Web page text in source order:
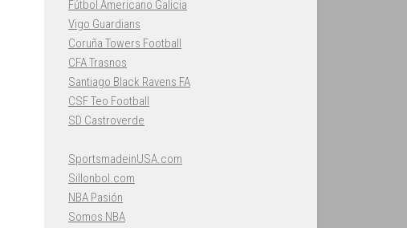
Fútbol Americano Galicia
Vigo Guardians
Coruña Towers Football
CFA Trasnos
Santiago Black Ravens FA
CSF Teo Football
SD Castroverde
SportsmadeinUSA.com
Sillonbol.com
NBA Pasión
Somos NBA